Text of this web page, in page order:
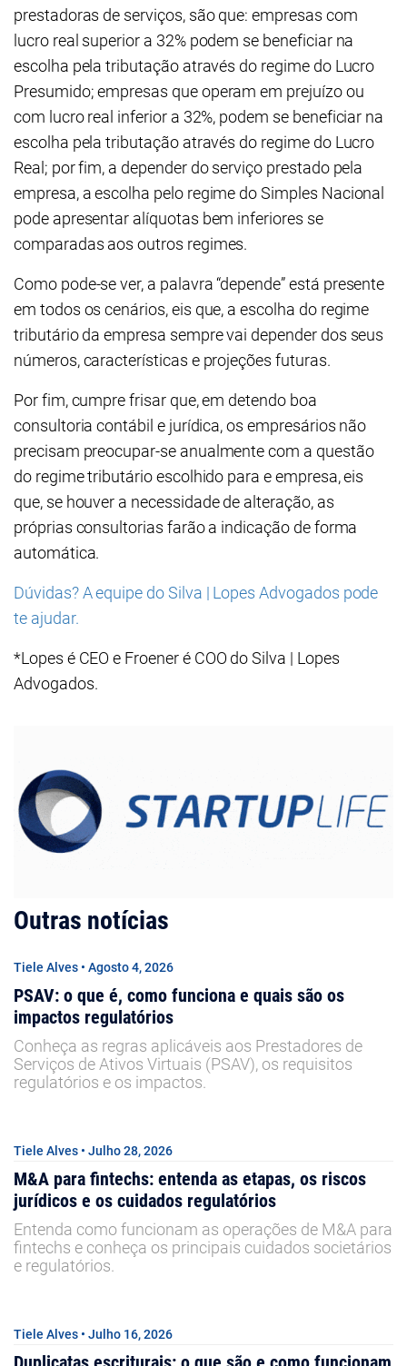
prestadoras de serviços, são que: empresas com
lucro real superior a 32% podem se beneficiar na
escolha pela tributação através do regime do Lucro
Presumido; empresas que operam em prejuízo ou
com lucro real inferior a 32%, podem se beneficiar na
escolha pela tributação através do regime do Lucro
Real; por fim, a depender do serviço prestado pela
empresa, a escolha pelo regime do Simples Nacional
pode apresentar alíquotas bem inferiores se
comparadas aos outros regimes.
Como pode-se ver, a palavra “depende” está presente
em todos os cenários, eis que, a escolha do regime
tributário da empresa sempre vai depender dos seus
números, características e projeções futuras.
Por fim, cumpre frisar que, em detendo boa
consultoria contábil e jurídica, os empresários não
precisam preocupar-se anualmente com a questão
do regime tributário escolhido para e empresa, eis
que, se houver a necessidade de alteração, as
próprias consultorias farão a indicação de forma
automática.
Dúvidas? A equipe do Silva | Lopes Advogados pode
te ajudar.
*Lopes é CEO e Froener é COO do Silva | Lopes
Advogados.
Outras notícias
Tiele Alves • Agosto 4, 2026
PSAV: o que é, como funciona e quais são os
impactos regulatórios
Conheça as regras aplicáveis aos Prestadores de
Serviços de Ativos Virtuais (PSAV), os requisitos
regulatórios e os impactos.
Tiele Alves • Julho 28, 2026
M&A para fintechs: entenda as etapas, os riscos
jurídicos e os cuidados regulatórios
Entenda como funcionam as operações de M&A para
fintechs e conheça os principais cuidados societários
e regulatórios.
Tiele Alves • Julho 16, 2026